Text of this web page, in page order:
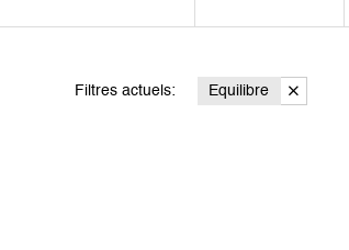
Filtres actuels: Equilibre